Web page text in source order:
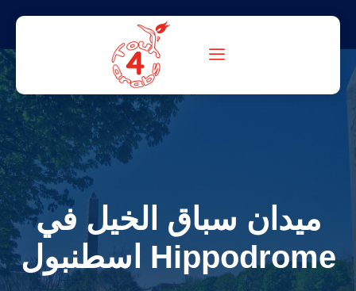
ميدان سباق الخيل في
اسطنبول Hippodrome